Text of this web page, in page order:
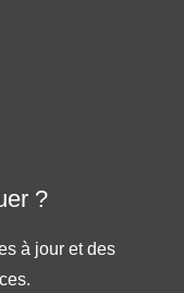
?
à jour et des